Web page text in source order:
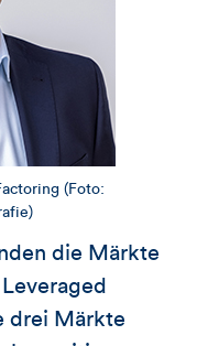
(Foto:
die Märkte
drei Märkte